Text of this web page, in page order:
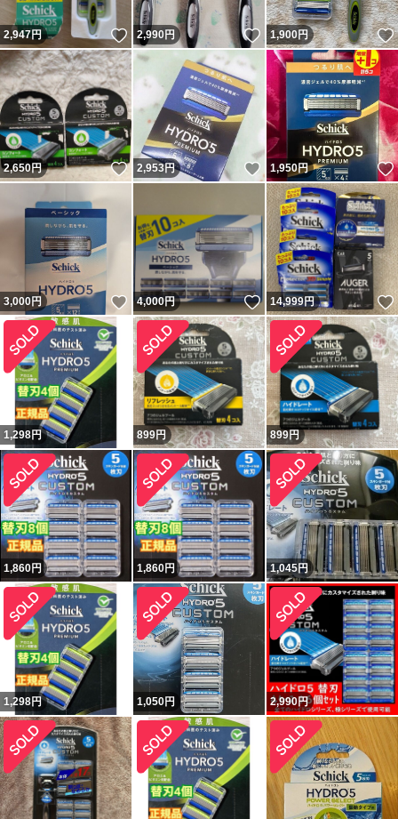
2,947円 いいね！
2,990円 いいね！
1,900円
2,650円 いいね！
2,953円 いいね！
1,950円
3,000円 いいね！
4,000円 いいね！
14,999円
1,298円 899円 899円
1,860円 1,860円 1,045円
1,298円 1,050円 2,990円